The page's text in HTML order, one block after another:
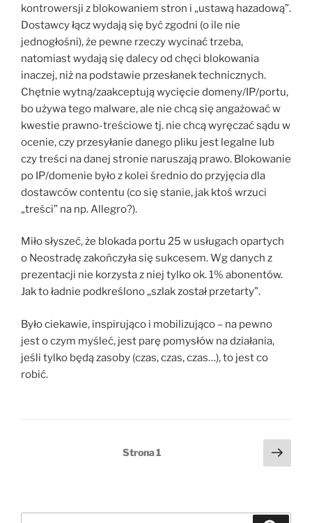
kontrowersji z blokowaniem stron i „ustawą hazadową”.
Dostawcy łącz wydają się być zgodni (o ile nie
jednogłośni), że pewne rzeczy wycinać trzeba,
natomiast wydają się dalecy od chęci blokowania
inaczej, niż na podstawie przesłanek technicznych.
Chętnie wytną/zaakceptują wycięcie domeny/IP/portu,
bo używa tego malware, ale nie chcą się angażować w
kwestie prawno-treściowe tj. nie chcą wyręczać sądu w
ocenie, czy przesyłanie danego pliku jest legalne lub
czy treści na danej stronie naruszają prawo. Blokowanie
po IP/domenie było z kolei średnio do przyjęcia dla
dostawców contentu (co się stanie, jak ktoś wrzuci
„treści” na np. Allegro?).
Miło słyszeć, że blokada portu 25 w usługach opartych
o Neostradę zakończyła się sukcesem. Wg danych z
prezentacji nie korzysta z niej tylko ok. 1% abonentów.
Jak to ładnie podkreślono „szlak został przetarty”.
Było ciekawie, inspirująco i mobilizująco – na pewno
jest o czym myśleć, jest parę pomysłów na działania,
jeśli tylko będą zasoby (czas, czas, czas…), to jest co
robić.
Strona1